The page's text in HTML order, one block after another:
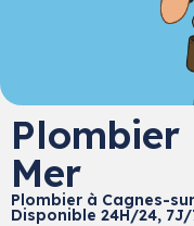
Plombier
Mer
Plombier à Cagnes-
Disponible 24H/24, 7J/